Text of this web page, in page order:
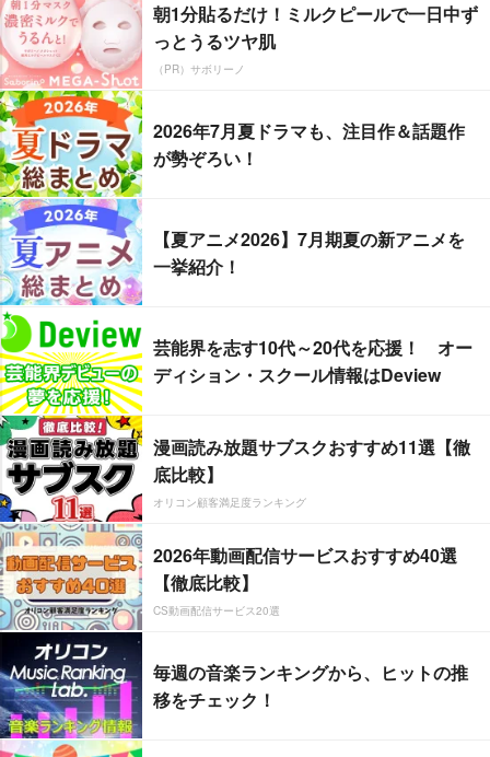
朝1分貼るだけ！ミルクピールで一日中ず
っとうるツヤ肌
（PR）サボリーノ
2026年7月夏ドラマも、注目作＆話題作
が勢ぞろい！
【夏アニメ2026】7月期夏の新アニメを
一挙紹介！
芸能界を志す10代～20代を応援！ オー
ディション・スクール情報はDeview
漫画読み放題サブスクおすすめ11選【徹
底比較】
オリコン顧客満足度ランキング
2026年動画配信サービスおすすめ40選
【徹底比較】
CS動画配信サービス20選
毎週の音楽ランキングから、ヒットの推
移をチェック！